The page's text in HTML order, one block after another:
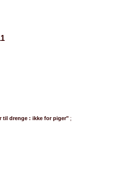
til drenge : ikke for piger" ;